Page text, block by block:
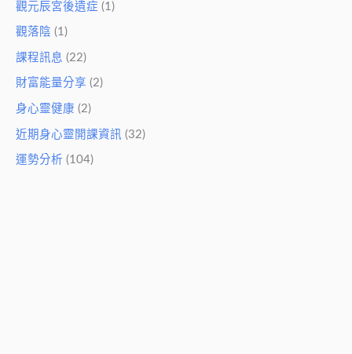
觀元辰宮後遺症 (1)
觀落陰 (1)
課程訊息 (22)
財富能量分享 (2)
身心靈健康 (2)
近期身心靈開課資訊 (32)
運勢分析 (104)